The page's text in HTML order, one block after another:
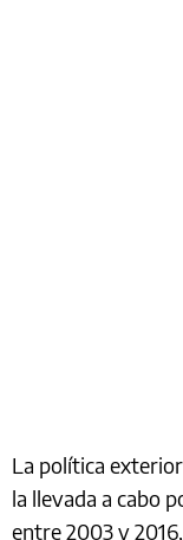
La política
la llevada a cabo
entre 2003 y